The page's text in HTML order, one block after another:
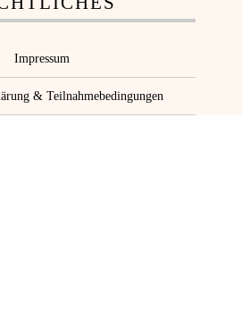
Impressum
& Teilnahmebedingungen